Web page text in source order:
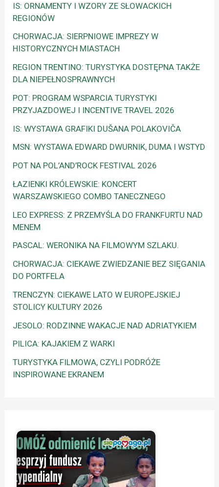
IS: ORNAMENTY I WZORY ZE SŁOWACKICH
REGIONÓW
CHORWACJA: SIERPNIOWE IMPREZY W
HISTORYCZNYCH MIASTACH
REGION TRENTINO: TURYSTYKA DOSTĘPNA TAKŻE
DLA NIEPEŁNOSPRAWNYCH
POT: PROGRAM WSPARCIA TURYSTYKI
PRZYJAZDOWEJ I INCENTIVE TRAVEL 2026
IS: WYSTAWA GRAFIKI DUŠANA POLAKOVIČA
MSN: WYSTAWA EDWARD DWURNIK, DUMA I WSTYD
POT NA POL’AND’ROCK FESTIVAL 2026
ŁAZIENKI KRÓLEWSKIE: KONCERT
WARSZAWSKIEGO COMBO TANECZNEGO
LEO EXPRESS: Z PRZEMYŚLA DO FRANKFURTU NAD
MENEM
PASCAL: WERONIKA NA FILMOWYM SZLAKU.
CHORWACJA: CIEKAWE ZWIEDZANIE BEZ SIĘGANIA
DO PORTFELA
TRENCZYN: CIEKAWE LATO W EUROPEJSKIEJ
STOLICY KULTURY 2026
JESOLO: RODZINNE WAKACJE NAD ADRIATYKIEM
PILICA: KAJAKIEM Z WARKI
TURYSTYKA FILMOWA, CZYLI PODRÓŻE
INSPIROWANE EKRANEM